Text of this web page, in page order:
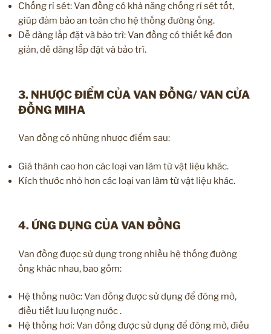
Chống rỉ sét: Van đồng có khả năng chống rỉ sét tốt,
giúp đảm bảo an toàn cho hệ thống đường ống.
Dễ dàng lắp đặt và bảo trì: Van đồng có thiết kế đơn
giản, dễ dàng lắp đặt và bảo trì.
3. NHƯỢC ĐIỂM CỦA VAN ĐỒNG/ VAN CỬA
ĐỒNG MIHA
Van đồng có những nhược điểm sau:
Giá thành cao hơn các loại van làm từ vật liệu khác.
Kích thước nhỏ hơn các loại van làm từ vật liệu khác.
4. ỨNG DỤNG CỦA VAN ĐỒNG
Van đồng được sử dụng trong nhiều hệ thống đường
ống khác nhau, bao gồm:
Hệ thống nước: Van đồng được sử dụng để đóng mở,
điều tiết lưu lượng nước .
Hệ thống hơi: Van đồng được sử dụng để đóng mở, điều